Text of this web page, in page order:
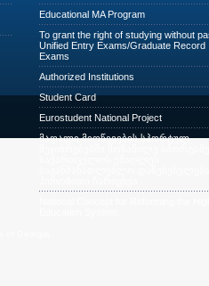
Educational MA Program
To grant the right of studying without
Unified Entry Exams/Graduate Record
Exams
Authorized Institutions
Student Card
Eurostudent National Project
მაღალი მიღწევების სპორტულ